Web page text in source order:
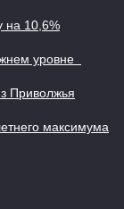
на 10,6%
уровне
Приволжья
максимума